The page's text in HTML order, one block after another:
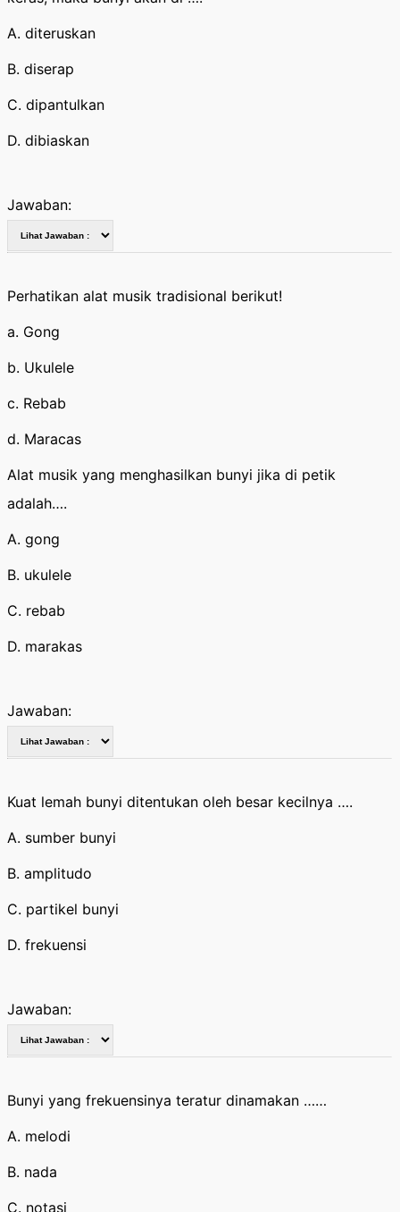
A. diteruskan
B. diserap
C. dipantulkan
D. dibiaskan
Jawaban:
Perhatikan alat musik tradisional berikut!
a. Gong
b. Ukulele
c. Rebab
d. Maracas
Alat musik yang menghasilkan bunyi jika di petik
adalah….
A. gong
B. ukulele
C. rebab
D. marakas
Jawaban:
Kuat lemah bunyi ditentukan oleh besar kecilnya ….
A. sumber bunyi
B. amplitudo
C. partikel bunyi
D. frekuensi
Jawaban:
Bunyi yang frekuensinya teratur dinamakan ……
A. melodi
B. nada
C. notasi